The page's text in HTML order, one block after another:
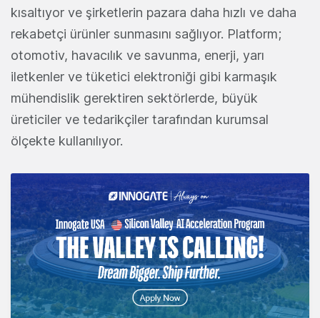
kısaltıyor ve şirketlerin pazara daha hızlı ve daha
rekabetçi ürünler sunmasını sağlıyor. Platform;
otomotiv, havacılık ve savunma, enerji, yarı
iletkenler ve tüketici elektroniği gibi karmaşık
mühendislik gerektiren sektörlerde, büyük
üreticiler ve tedarikçiler tarafından kurumsal
ölçekte kullanılıyor.